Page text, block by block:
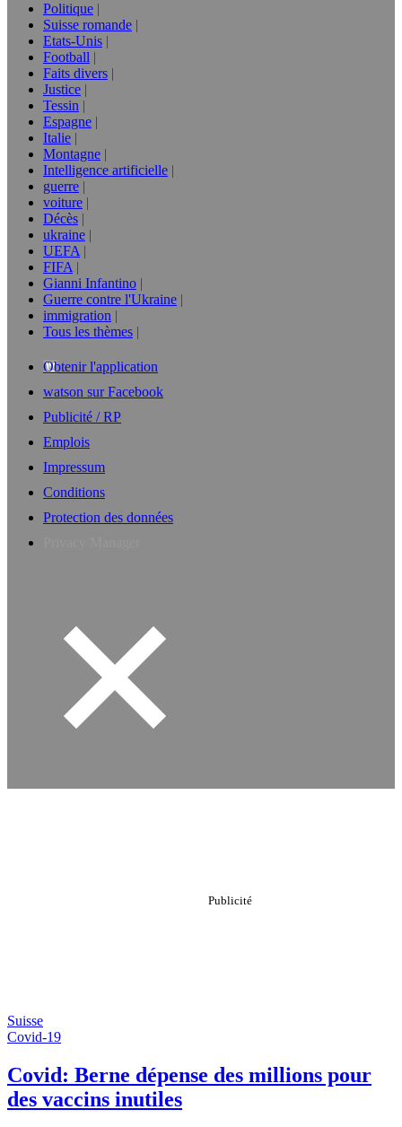
Politique
Suisse romande
Etats-Unis
Football
Faits divers
Justice
Tessin
Espagne
Italie
Montagne
Intelligence artificielle
guerre
voiture
Décès
ukraine
UEFA
FIFA
Gianni Infantino
Guerre contre l'Ukraine
immigration
Tous les thèmes
Obtenir l'application
watson sur Facebook
Publicité / RP
Emplois
Impressum
Conditions
Protection des données
Suisse
Covid-19
Covid: Berne dépense des millions pour
des vaccins inutiles